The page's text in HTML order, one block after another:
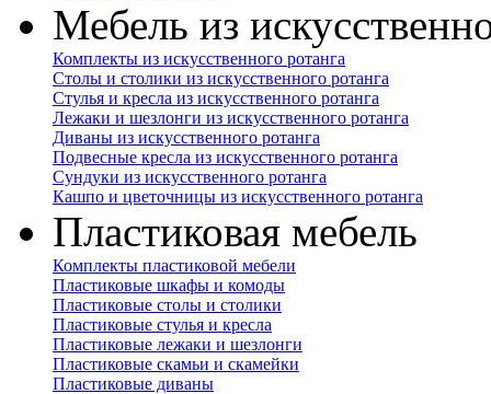
Мебель из
Комплекты из искусственного ротанга
Столы и столики из искусственного ротанга
Стулья и кресла из искусственного ротанга
Лежаки и шезлонги из искусственного ротанга
Диваны из искусственного ротанга
Подвесные кресла из искусственного ротанга
Сундуки из искусственного ротанга
Кашпо и цветочницы из искусственного ротанга
Пластиковая мебель
Комплекты пластиковой мебели
Пластиковые шкафы и комоды
Пластиковые столы и столики
Пластиковые стулья и кресла
Пластиковые лежаки и шезлонги
Пластиковые скамьи и скамейки
Пластиковые диваны